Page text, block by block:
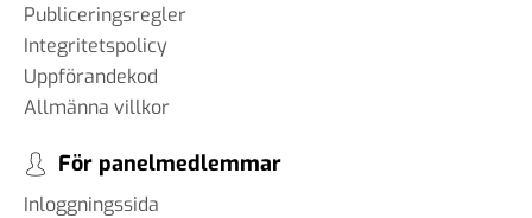
Publiceringsregler
Integritetspolicy
Uppförandekod
Allmänna villkor
För panelmedlemmar
Inloggningssida